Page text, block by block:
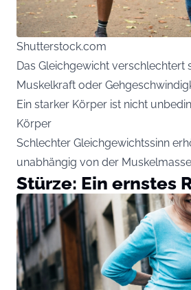
Shutterstock.com
Das Gleichgewicht verschlechtert
Muskelkraft oder
Ein starker Körper ist nicht
Körper
Schlechter Gleichgewichtssinn
unabhängig von der Muskelmasse
Stürze: Ein ernstes